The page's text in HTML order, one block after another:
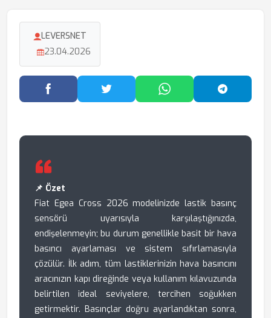
LEVERSNET
23.04.2026
Facebook'ta PaylaşTwitter'da PaylaşWhatsApp'ta Paylaş
📌 Özet
Fiat Egea Cross 2026 modelinizde lastik basınç
sensörü uyarısıyla karşılaştığınızda,
endişelenmeyin; bu durum genellikle basit bir hava
basıncı ayarlaması ve sistem sıfırlamasıyla
çözülür. İlk adım, tüm lastiklerinizin hava basıncını
aracınızın kapı direğinde veya kullanım kılavuzunda
belirtilen ideal seviyelere, tercihen soğukken
getirmektir. Basınçlar doğru ayarlandıktan sonra,